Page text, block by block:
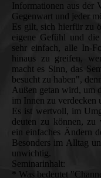
Informationen aus der
Gegenwart und jeder
Es gilt, sich hierfür zu
eigene Gefühl und
sehr einfach, alle In-
hinaus zu greifen,
macht es Sinn, das
besucht zu haben",
Außen getan wird, um
im Innen zu verdecken
Es ist wertvoll, im
deuten zu können, zu
ein einfaches Ändern
Besonders im Alltag
unwichtig.
Seminarinhalt:
* Was bedeutet